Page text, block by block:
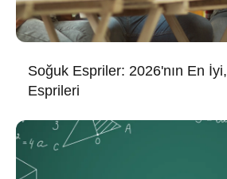
Soğuk Espriler: 2026'nın En
Esprileri